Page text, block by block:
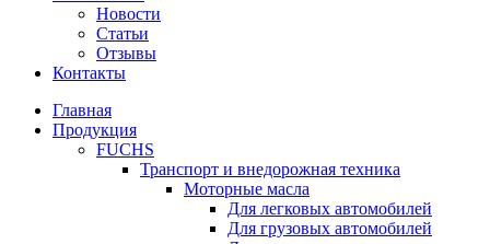
Новости
Статьи
Отзывы
Контакты
Главная
Продукция
FUCHS
Транспорт и внедорожная техника
Моторные масла
Для легковых автомобилей
Для грузовых автомобилей